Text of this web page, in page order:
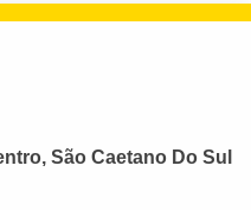
São Caetano Do Sul